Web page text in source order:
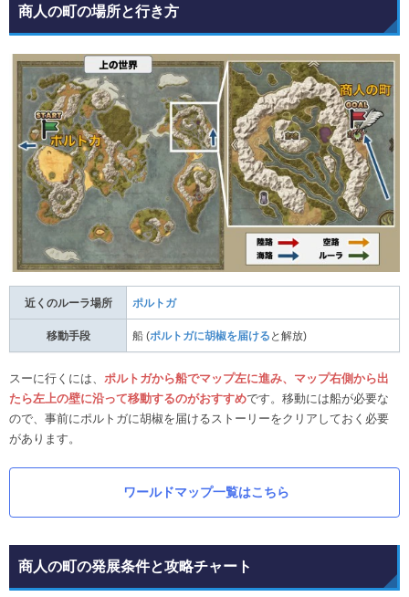
商人の町の場所と行き方
近くのルーラ場所 ポルトガ
移動手段 船 (ポルトガに胡椒を届ける と解放)
スーに行くには、 ポルトガから船でマップ左に進み、マップ右側から出
たら左上の壁に沿って移動するのがおすすめです。移動には船が必要な
ので、事前にポルトガに胡椒を届けるストーリーをクリアしておく必要
があります。
ワールドマップ一覧はこちら
商人の町の発展条件と攻略チャート